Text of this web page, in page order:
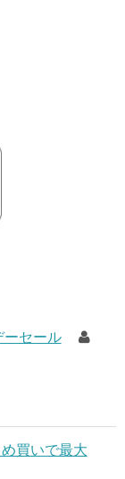
ーセール
買いで最大